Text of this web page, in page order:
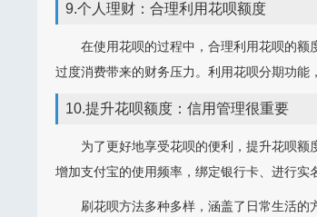
9.个人理财：合理利用花呗额度
在使用花呗的过程中，合理利用花呗的
过度消费带来的财务压力。利用花呗分期功能
10.提升花呗额度：信用管理很重要
为了更好地享受花呗的便利，提升花呗额
增加支付宝的使用频率，绑定银行卡、进行实
刷花呗方法多种多样，涵盖了日常生活